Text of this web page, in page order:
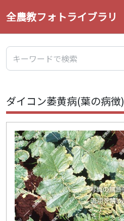
全農教フォトライブラリ
ダイコン萎黄病(葉の病徴)